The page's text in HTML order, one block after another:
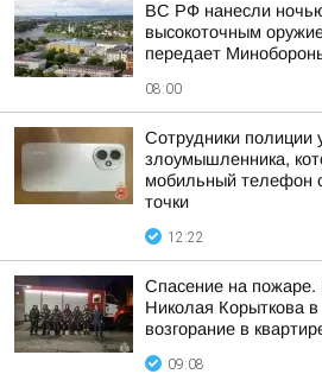
ВС РФ нанесли
высокоточным
передает
08:00
Сотрудники полиции
злоумышленника,
мобильный телефон
точки
12:22
Спасение на пожаре.
Николая Корыткова
возгорание в
09:08